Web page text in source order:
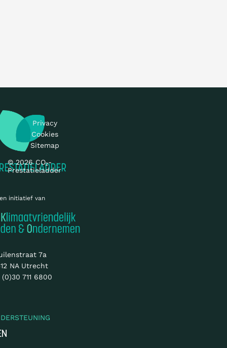
initiatief van
7a
NA Utrecht
(0)30 711 6800
© 2026 CO₂-
Prestatieladder
Privacy
Cookies
Sitemap